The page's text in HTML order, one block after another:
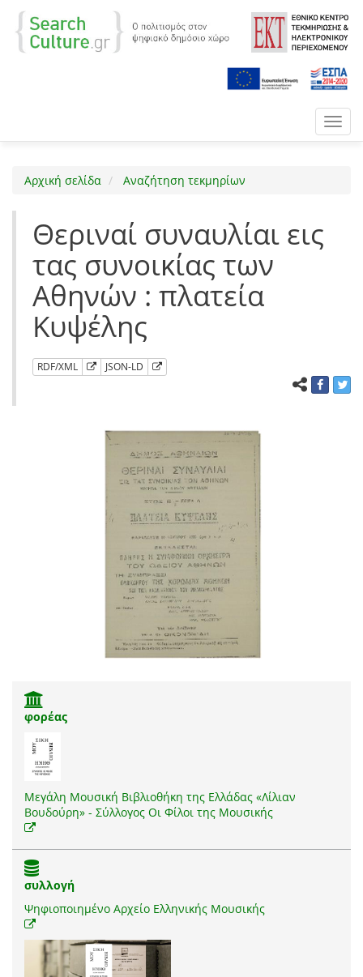
Αρχική σελίδα Αναζήτηση τεκμηρίων
Θεριναί συναυλίαι εις
τας συνοικίας των
Αθηνών : πλατεία
Κυψέλης
RDF/XML JSON-LD
φορέας
Μεγάλη Μουσική Βιβλιοθήκη της Ελλάδας «Λίλιαν
Βουδούρη» - Σύλλογος Οι Φίλοι της Μουσικής
συλλογή
Ψηφιοποιημένο Αρχείο Ελληνικής Μουσικής